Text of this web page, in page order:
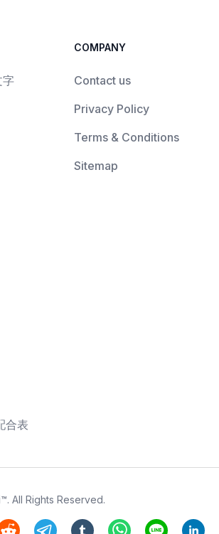
字
COMPANY
Contact us
Privacy Policy
Terms & Conditions
Sitemap
合表
. All Rights Reserved.